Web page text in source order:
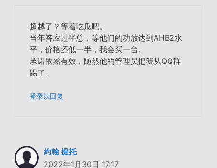
超越了？等着吃瓜吧。
当年答应过半总，等他们的功放达到AHB2水
平，价格还低一半，我会买一台。
承诺依然有效，随然他的管理员把我从QQ群
踢了。
登录以回复
約翰 提托
2022年1月30日 17:17